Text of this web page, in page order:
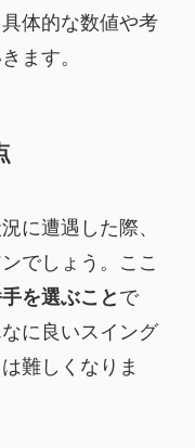
体的な数値や考
ます。
に遭遇した際、
でしょう。ここ
を選ぶこと で
に良いスイング
難しくなりま